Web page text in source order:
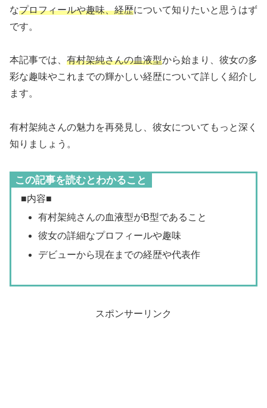
なプロフィールや趣味、経歴について知りたいと思うはず
です。
本記事では、 有村架純さんの血液型から始まり、彼女の多
彩な趣味やこれまでの輝かしい経歴について詳しく紹介し
ます。
有村架純さんの魅力を再発見し、彼女についてもっと深く
知りましょう。
この記事を読むとわかること
■内容■
有村架純さんの血液型がB型であること
彼女の詳細なプロフィールや趣味
デビューから現在までの経歴や代表作
スポンサーリンク